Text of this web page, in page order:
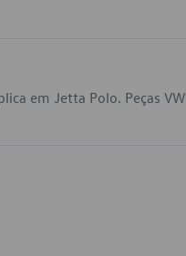
em Jetta Polo. Peças VW